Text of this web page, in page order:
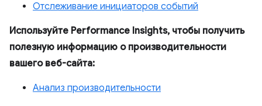
Отслеживание инициаторов событий
Используйте Performance Insights, чтобы получить
полезную информацию о производительности
вашего веб-сайта:
Анализ производительности